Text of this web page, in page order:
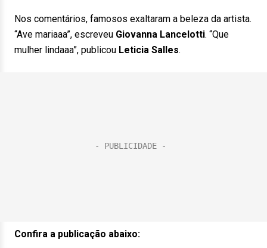
Nos comentários, famosos exaltaram a beleza da artista.
“Ave mariaaa”, escreveu Giovanna Lancelotti. “Que
mulher lindaaa”, publicou Leticia Salles.
Confira a publicação abaixo: